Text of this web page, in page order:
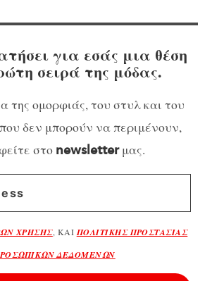
για εσάς μια θέση
σειρά της μόδας.
της ομορφιάς, του στυλ και του
δεν μπορούν να περιμένουν,
στο newsletterμας.
ΧΡΗΣΗΣ, ΚΑΙ ΠΟΛΙΤΙΚΗΣ ΠΡΟΣΤΑΣΙΑΣ
ΔΕΔΟΜΕΝΩΝ